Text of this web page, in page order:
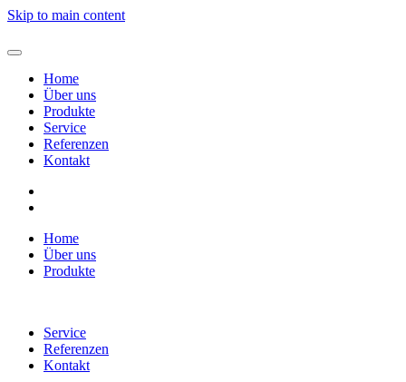
Skip to main content
Home
Über uns
Produkte
Service
Referenzen
Kontakt
Home
Über uns
Produkte
Service
Referenzen
Kontakt